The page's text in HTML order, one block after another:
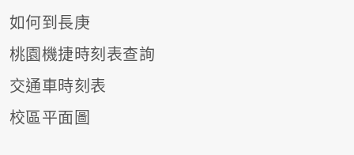
如何到長庚
桃園機捷時刻表查詢
交通車時刻表
校區平面圖